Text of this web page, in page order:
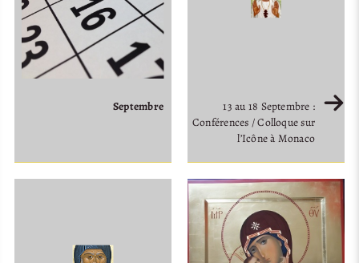
Septembre
13 au 18 Septembre :
Conférences / Colloque sur
l’Icône à Monaco